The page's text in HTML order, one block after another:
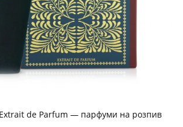
de Parfum — парфуми на розпив